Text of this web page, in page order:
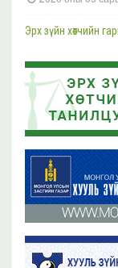
Тусгай илтгэгч
Эрх зүйн хөтчийн
байршсан
2023 оны 11
Эрх зүйн хөтчийн
Эрх зүйн хөтөч
2019 оны 06